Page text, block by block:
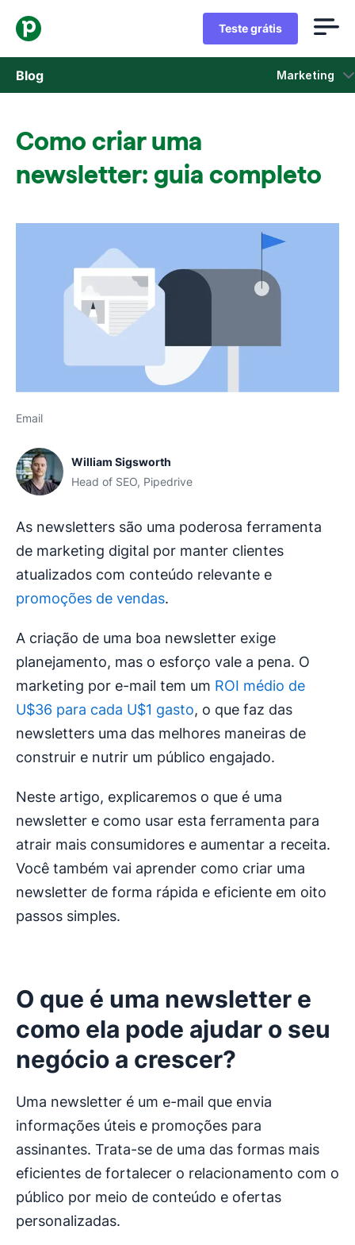
Teste grátis
Blog Marketing
Como criar uma
newsletter: guia completo
Email
William Sigsworth
Head of SEO, Pipedrive
As newsletters são uma poderosa ferramenta
de marketing digital por manter clientes
atualizados com conteúdo relevante e
promoções de vendas.
A criação de uma boa newsletter exige
planejamento, mas o esforço vale a pena. O
marketing por e-mail tem um ROI médio de
U$36 para cada U$1 gasto, o que faz das
newsletters uma das melhores maneiras de
construir e nutrir um público engajado.
Neste artigo, explicaremos o que é uma
newsletter e como usar esta ferramenta para
atrair mais consumidores e aumentar a receita.
Você também vai aprender como criar uma
newsletter de forma rápida e eficiente em oito
passos simples.
O que é uma newsletter e
como ela pode ajudar o seu
negócio a crescer?
Uma newsletter é um e-mail que envia
informações úteis e promoções para
assinantes. Trata-se de uma das formas mais
eficientes de fortalecer o relacionamento com o
público por meio de conteúdo e ofertas
personalizadas.